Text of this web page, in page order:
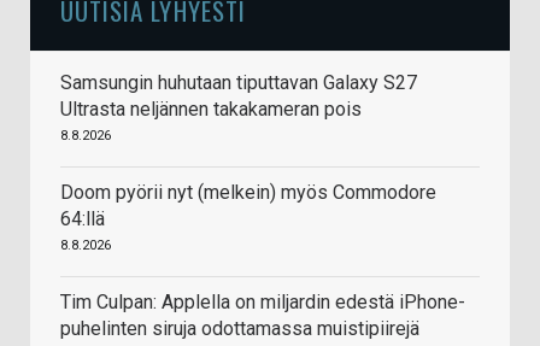
UUTISIA LYHYESTI
Samsungin huhutaan tiputtavan Galaxy S27
Ultrasta neljännen takakameran pois
8.8.2026
Doom pyörii nyt (melkein) myös Commodore
64:llä
8.8.2026
Tim Culpan: Applella on miljardin edestä iPhone-
puhelinten siruja odottamassa muistipiirejä